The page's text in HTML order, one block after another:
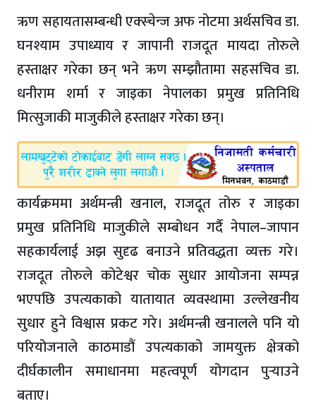
ऋण सहायतासम्बन्धी एक्स्चेन्ज अफ नोटमा अर्थसचिव डा.
घनश्याम उपाध्याय र जापानी राजदूत मायदा तोरुले
हस्ताक्षर गरेका छन् भने ऋण सम्झौतामा सहसचिव डा.
धनीराम शर्मा र जाइका नेपालका प्रमुख प्रतिनिधि
मित्सुजाकी माजुकीले हस्ताक्षर गरेका छन्।
कार्यक्रममा अर्थमन्त्री खनाल, राजदूत तोरु र जाइका
प्रमुख प्रतिनिधि माजुकीले सम्बोधन गर्दै नेपाल–जापान
सहकार्यलाई अझ सुदृढ बनाउने प्रतिवद्धता व्यक्त गरे।
राजदूत तोरुले कोटेश्वर चोक सुधार आयोजना सम्पन्न
भएपछि उपत्यकाको यातायात व्यवस्थामा उल्लेखनीय
सुधार हुने विश्वास प्रकट गरे। अर्थमन्त्री खनालले पनि यो
परियोजनाले काठमाडौं उपत्यकाको जामयुक्त क्षेत्रको
दीर्घकालीन समाधानमा महत्वपूर्ण योगदान पुर्‍याउने
बताए।